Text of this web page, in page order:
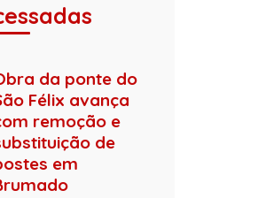
da ponte do
Félix avança
remoção e
de
em